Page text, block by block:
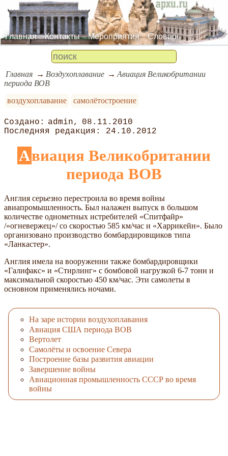
Главная Контакты Мероприятия Словарь
Главная Воздухоплавание
Авиация Великобритании
периода ВОВ
воздухоплавание
самолётостроение
admin
08.11.2010
24.10.2012
Авиация Великобритании
периода ВОВ
Англия серьезно перестроила во время войны
авиапромышленность. Был налажен выпуск в большом
количестве однометных истребителей «Спитфайр»
/»огневержец»/ со скоростью 585 км/час и «Харрикейн». Было
организовано производство бомбардировщиков типа
«Ланкастер».
Англия имела на вооружении также бомбардировщики
«Галифакс» и «Стирлинг» с бомбовой нагрузкой 6-7 тонн и
максимальной скоростью 450 км/час. Эти самолеты в
основном применялись ночами.
На заре истории воздухоплавания
Авиация США периода ВОВ
Вертолет
Самолёты и освоение Севера
Построение базы развития авиации
Завершение войны
Авиационная промышленность СССР во время
войны